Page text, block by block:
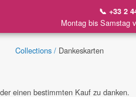
📞 +33 2
Montag bis Samstag
Collections /Dankeskarten
einen bestimmten Kauf zu danken.